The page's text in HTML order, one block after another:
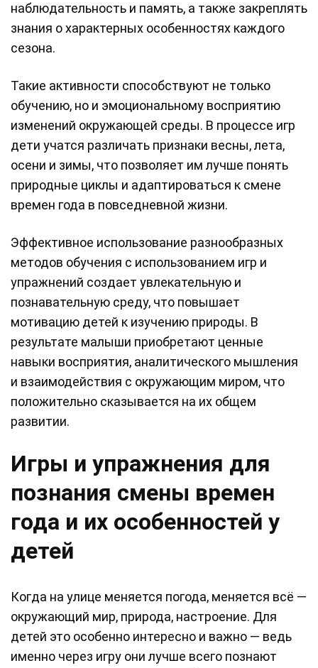
наблюдательность и память, а также закреплять
знания о характерных особенностях каждого
сезона.
Такие активности способствуют не только
обучению, но и эмоциональному восприятию
изменений окружающей среды. В процессе игр
дети учатся различать признаки весны, лета,
осени и зимы, что позволяет им лучше понять
природные циклы и адаптироваться к смене
времен года в повседневной жизни.
Эффективное использование разнообразных
методов обучения с использованием игр и
упражнений создает увлекательную и
познавательную среду, что повышает
мотивацию детей к изучению природы. В
результате малыши приобретают ценные
навыки восприятия, аналитического мышления
и взаимодействия с окружающим миром, что
положительно сказывается на их общем
развитии.
Игры и упражнения для
познания смены времен
года и их особенностей у
детей
Когда на улице меняется погода, меняется всё —
окружающий мир, природа, настроение. Для
детей это особенно интересно и важно — ведь
именно через игру они лучше всего познают